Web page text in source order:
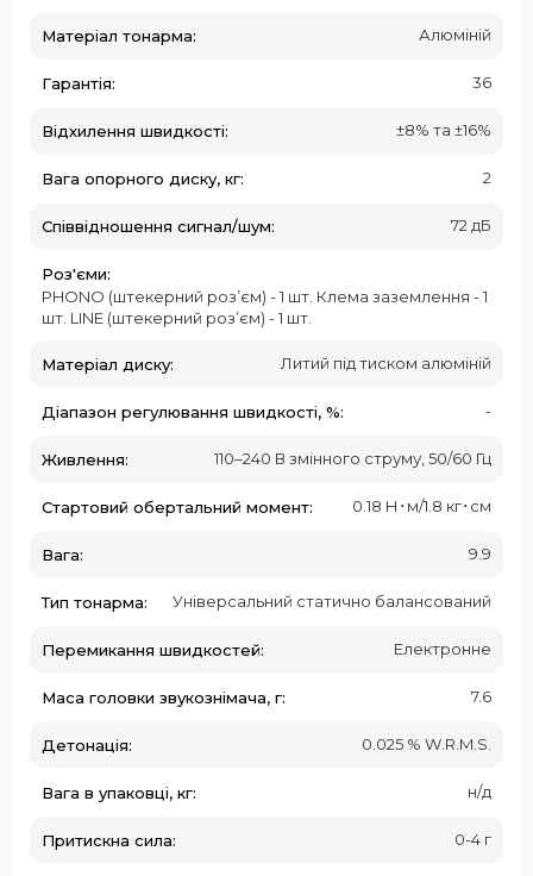
Матеріал тонарма: Алюміній
Гарантія: 36
Відхилення швидкості: ±8% та ±16%
Вага опорного диску, кг: 2
Співвідношення сигнал/шум: 72 дБ
Роз'єми:
PHONO (штекерний роз’єм) - 1 шт. Клема заземлення - 1
шт. LINE (штекерний роз’єм) - 1 шт.
Матеріал диску: Литий під тиском алюміній
Діапазон регулювання швидкості, %: -
Живлення: 110–240 В змінного струму, 50/60 Гц
Стартовий обертальний момент: 0.18 Н･м/1.8 кг･см
Вага: 9.9
Тип тонарма: Універсальний статично балансований
Перемикання швидкостей: Електронне
Маса головки звукознімача, г: 7.6
Детонація: 0.025 % W.R.M.S.
Вага в упаковці, кг: н/д
Притискна сила: 0-4 г